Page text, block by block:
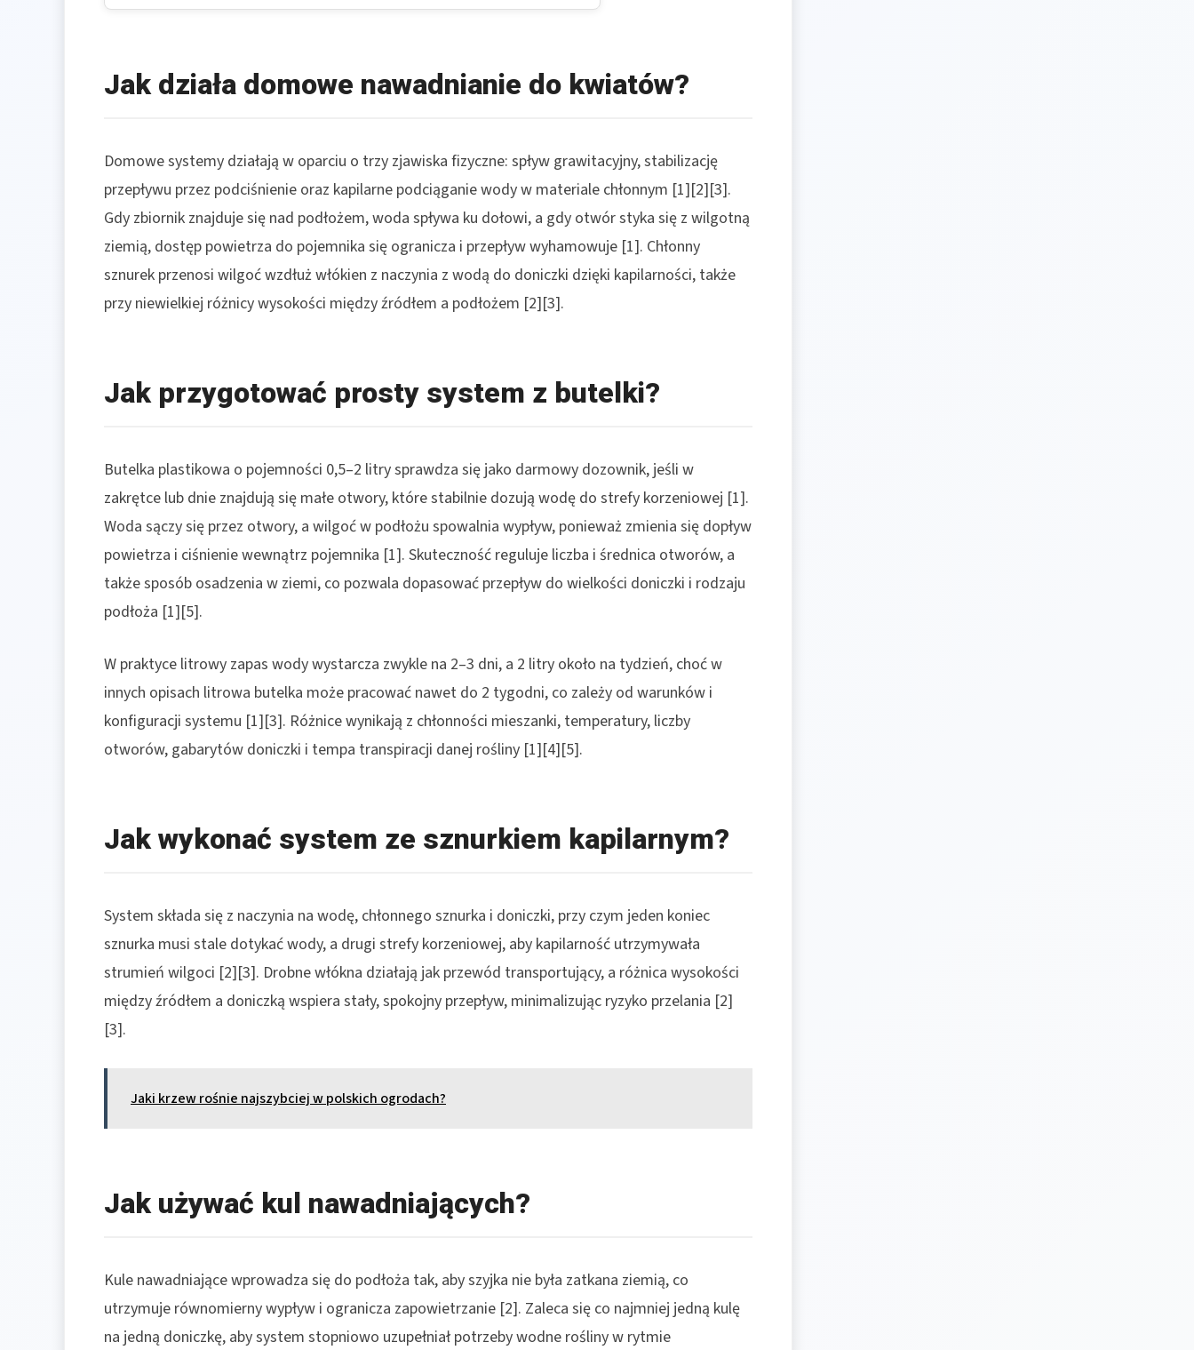
Jak działa domowe nawadnianie do kwiatów?
Domowe systemy działają w oparciu o trzy zjawiska fizyczne: spływ grawitacyjny, stabilizację
przepływu przez podciśnienie oraz kapilarne podciąganie wody w materiale chłonnym [1][2][3].
Gdy zbiornik znajduje się nad podłożem, woda spływa ku dołowi, a gdy otwór styka się z wilgotną
ziemią, dostęp powietrza do pojemnika się ogranicza i przepływ wyhamowuje [1]. Chłonny
sznurek przenosi wilgoć wzdłuż włókien z naczynia z wodą do doniczki dzięki kapilarności, także
przy niewielkiej różnicy wysokości między źródłem a podłożem [2][3].
Jak przygotować prosty system z butelki?
Butelka plastikowa o pojemności 0,5–2 litry sprawdza się jako darmowy dozownik, jeśli w
zakrętce lub dnie znajdują się małe otwory, które stabilnie dozują wodę do strefy korzeniowej [1].
Woda sączy się przez otwory, a wilgoć w podłożu spowalnia wypływ, ponieważ zmienia się dopływ
powietrza i ciśnienie wewnątrz pojemnika [1]. Skuteczność reguluje liczba i średnica otworów, a
także sposób osadzenia w ziemi, co pozwala dopasować przepływ do wielkości doniczki i rodzaju
podłoża [1][5].
W praktyce litrowy zapas wody wystarcza zwykle na 2–3 dni, a 2 litry około na tydzień, choć w
innych opisach litrowa butelka może pracować nawet do 2 tygodni, co zależy od warunków i
konfiguracji systemu [1][3]. Różnice wynikają z chłonności mieszanki, temperatury, liczby
otworów, gabarytów doniczki i tempa transpiracji danej rośliny [1][4][5].
Jak wykonać system ze sznurkiem kapilarnym?
System składa się z naczynia na wodę, chłonnego sznurka i doniczki, przy czym jeden koniec
sznurka musi stale dotykać wody, a drugi strefy korzeniowej, aby kapilarność utrzymywała
strumień wilgoci [2][3]. Drobne włókna działają jak przewód transportujący, a różnica wysokości
między źródłem a doniczką wspiera stały, spokojny przepływ, minimalizując ryzyko przelania [2]
[3].
Jaki krzew rośnie najszybciej w polskich ogrodach?
Jak używać kul nawadniających?
Kule nawadniające wprowadza się do podłoża tak, aby szyjka nie była zatkana ziemią, co
utrzymuje równomierny wypływ i ogranicza zapowietrzanie [2]. Zaleca się co najmniej jedną kulę
na jedną doniczkę, aby system stopniowo uzupełniał potrzeby wodne rośliny w rytmie